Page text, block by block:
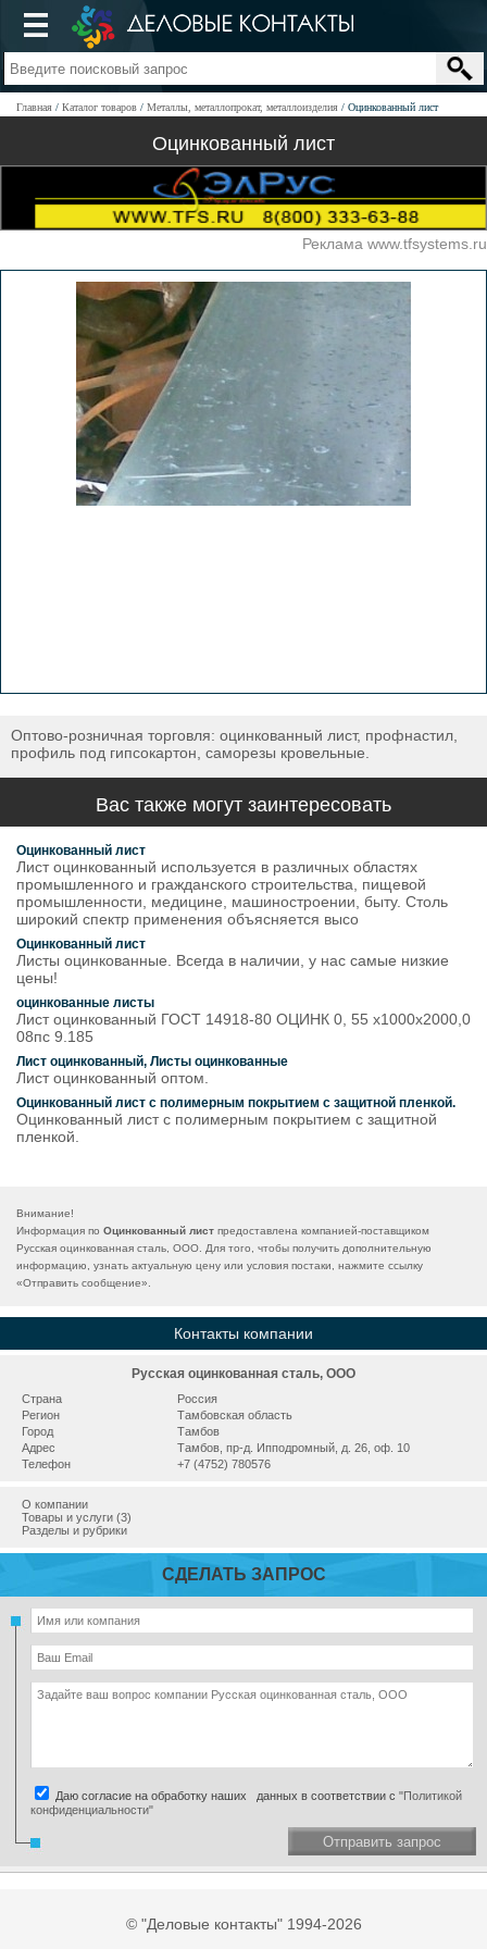
Главная Каталог товаров Металлы, металлопрокат, металлоизделия Оцинкованный лист
Оцинкованный лист
Реклама www.tfsystems.ru
Оптово-розничная торговля: оцинкованный лист, профнастил,
профиль под гипсокартон, саморезы кровельные.
Вас также могут заинтересовать
Оцинкованный лист
Лист оцинкованный используется в различных областях
промышленного и гражданского строительства, пищевой
промышленности, медицине, машиностроении, быту. Столь
широкий спектр применения объясняется высо
Оцинкованный лист
Листы оцинкованные. Всегда в наличии, у нас самые низкие
цены!
оцинкованные листы
Лист оцинкованный ГОСТ 14918-80 ОЦИНК 0, 55 х1000х2000,0
08пс 9.185
Лист оцинкованный, Листы оцинкованные
Лист оцинкованный оптом.
Оцинкованный лист с полимерным покрытием с защитной пленкой.
Оцинкованный лист с полимерным покрытием с защитной
пленкой.
Внимание!
Информация по Оцинкованный лист предоставлена компанией-поставщиком
Русская оцинкованная сталь, ООО. Для того, чтобы получить дополнительную
информацию, узнать актуальную цену или условия постаки, нажмите ссылку
«Отправить сообщение».
Контакты компании
Русская оцинкованная сталь, ООО
Страна
Россия
Регион
Тамбовская область
Город
Тамбов
Адрес
Тамбов, пр-д. Ипподромный, д. 26, оф. 10
Телефон
+7 (4752) 780576
О компании
Товары и услуги (3)
Разделы и рубрики
СДЕЛАТЬ ЗАПРОС
Даю согласие на обработку наших данных в соответствии с "Политикой
конфиденциальности"
Отправить запрос
© "Деловые контакты" 1994-2026